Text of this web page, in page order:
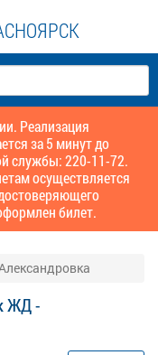
Реализация
за 5 минут до
службы: 220-11-72.
осуществляется
билет.
ЖД -